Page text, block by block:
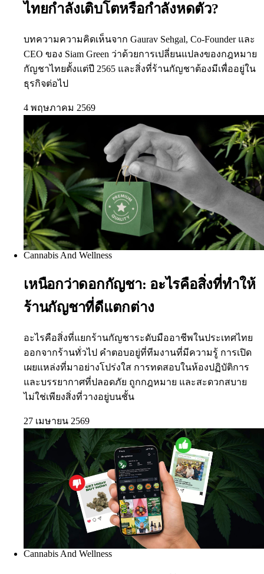
ไทยกำลังเติบโตหรือกำลังหดตัว?
บทความความคิดเห็นจาก Gaurav Sehgal, Co-Founder และ
CEO ของ Siam Green ว่าด้วยการเปลี่ยนแปลงของกฎหมาย
กัญชาไทยตั้งแต่ปี 2565 และสิ่งที่ร้านกัญชาต้องมีเพื่ออยู่ใน
ธุรกิจต่อไป
4 พฤษภาคม 2569
Cannabis And Wellness
เหนือกว่าดอกกัญชา: อะไรคือสิ่งที่ทำให้
ร้านกัญชาที่ดีแตกต่าง
อะไรคือสิ่งที่แยกร้านกัญชาระดับมืออาชีพในประเทศไทย
ออกจากร้านทั่วไป คำตอบอยู่ที่ทีมงานที่มีความรู้ การเปิด
เผยแหล่งที่มาอย่างโปร่งใส การทดสอบในห้องปฏิบัติการ
และบรรยากาศที่ปลอดภัย ถูกกฎหมาย และสะดวกสบาย
ไม่ใช่เพียงสิ่งที่วางอยู่บนชั้น
27 เมษายน 2569
Cannabis And Wellness